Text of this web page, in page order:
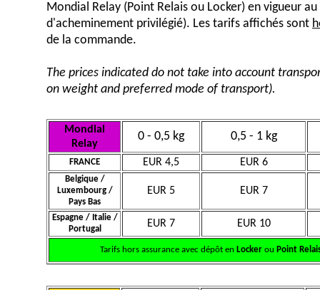
Mondial Relay (Point Relais ou Locker) en vigueur
d'acheminement privilégié). Les tarifs affichés sont
de la commande.
The prices indicated do not take into account
on weight and preferred mode of transport).
Mondial
Relay
0 - 0,5 kg 0,5 - 1 kg
FRANCE EUR 4,5 EUR 6
Belgique /
Luxembourg /
Pays Bas
EUR 5 EUR 7
Espagne / Italie /
Portugal
EUR 7 EUR 10
Tarifs hors assurance avec dépôt en Lockerou Point